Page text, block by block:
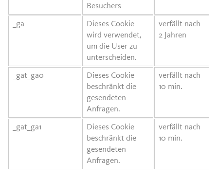
Besuchers
_ga
Dieses Cookie
wird verwendet,
um die User zu
unterscheiden.
verfällt nach
2 Jahren
_gat_ga0
Dieses Cookie
beschränkt die
gesendeten
Anfragen.
verfällt nach
10 min.
_gat_ga1
Dieses Cookie
beschränkt die
gesendeten
Anfragen.
verfällt nach
10 min.